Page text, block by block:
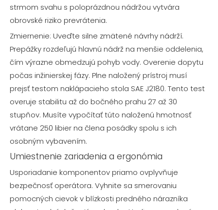
strmom svahu s poloprázdnou nádržou vytvára
obrovské riziko prevrátenia.
Zmiernenie: Uveďte silne zmätené návrhy nádrží.
Prepážky rozdeľujú hlavnú nádrž na menšie oddelenia,
čím výrazne obmedzujú pohyb vody. Overenie dopytu
počas inžinierskej fázy. Plne naložený prístroj musí
prejsť testom naklápacieho stola SAE J2180. Tento test
overuje stabilitu až do bočného prahu 27 až 30
stupňov. Musíte vypočítať túto naloženú hmotnosť
vrátane 250 libier na člena posádky spolu s ich
osobným vybavením.
Umiestnenie zariadenia a ergonómia
Usporiadanie komponentov priamo ovplyvňuje
bezpečnosť operátora. Vyhnite sa smerovaniu
pomocných cievok v blízkosti predného nárazníka